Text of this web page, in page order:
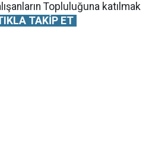
Topluluğuna katılmak
TAKİP ET